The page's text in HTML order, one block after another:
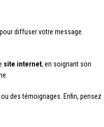
diffuser votre message.
site internet, en soignant son
des témoignages. Enfin, pensez